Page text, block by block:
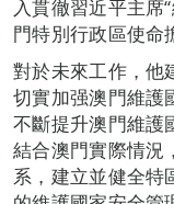
入貫徹習近平主席
門特別行政區使命
對於未來工作，他
切實加强澳門維護
不斷提升澳門維護
結合澳門實際情況
系，建立並健全特